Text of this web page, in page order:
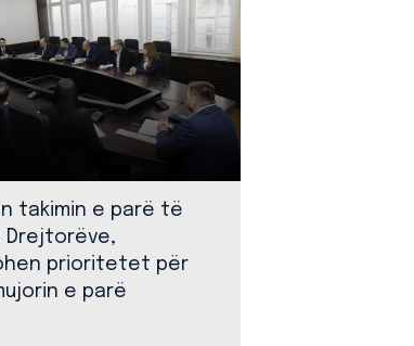
takimin e parë të
Drejtorëve,
prioritetet për
e parë